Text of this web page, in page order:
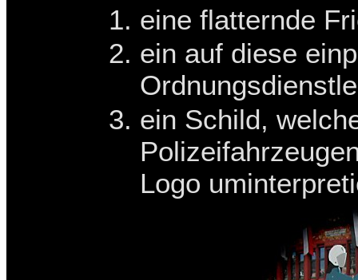
eine flatternde
ein auf diese
ein Schild,
Logo